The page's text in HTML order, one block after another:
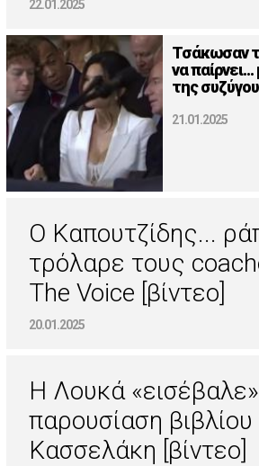
22.01.2025
Τσάκωσαν
να
της
21.01.2025
Ο Καπουτζίδης...
τρόλαρε τους
The Voice [βίντεο]
20.01.2025
H Λουκά
παρουσίαση βιβλίου
Κασσελάκη [βίντεο]